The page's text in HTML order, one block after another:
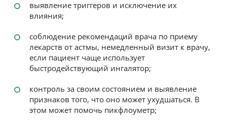
выявление триггеров и исключение их
влияния;
соблюдение рекомендаций врача по приему
лекарств от астмы, немедленный визит к врачу,
если пациент чаще использует
быстродействующий ингалятор;
контроль за своим состоянием и выявление
признаков того, что оно может ухудшаться. В
этом может помочь пикфлоуметр;